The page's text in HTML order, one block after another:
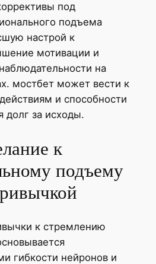
под
подъема
настрой к
мотивации и
на
мостбет может вести к
и способности
долг за исходы.
к
подъему
к стремлению
гибкости нейронов и